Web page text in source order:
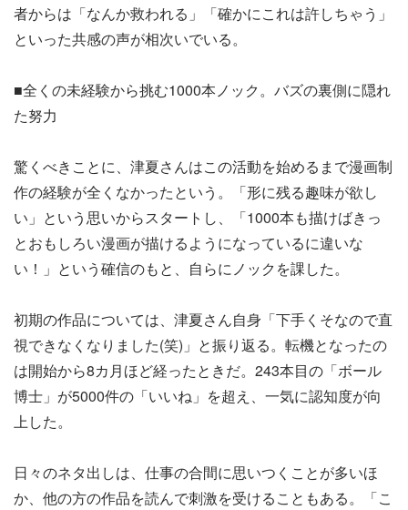
者からは「なんか救われる」「確かにこれは許しちゃう」
といった共感の声が相次いでいる。
■全くの未経験から挑む1000本ノック。バズの裏側に隠れ
た努力
驚くべきことに、津夏さんはこの活動を始めるまで漫画制
作の経験が全くなかったという。「形に残る趣味が欲し
い」という思いからスタートし、「1000本も描けばきっ
とおもしろい漫画が描けるようになっているに違いな
い！」という確信のもと、自らにノックを課した。
初期の作品については、津夏さん自身「下手くそなので直
視できなくなりました(笑)」と振り返る。転機となったの
は開始から8カ月ほど経ったときだ。243本目の「ボール
博士」が5000件の「いいね」を超え、一気に認知度が向
上した。
日々のネタ出しは、仕事の合間に思いつくことが多いほ
か、他の方の作品を読んで刺激を受けることもある。「こ